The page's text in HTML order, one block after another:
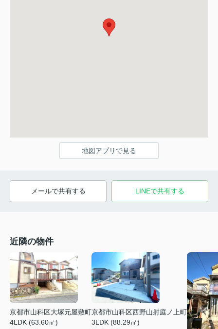
地図アプリで見る
メールで共有する LINEで共有する
近隣の物件
京都市山科区大塚元屋敷町
4LDK (63.60㎡)
京都市山科区西野山射庭ノ上町
3LDK (88.29㎡)